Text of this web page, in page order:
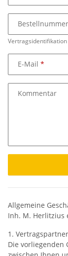
Vertragsidentifikation
E-Mail
Kommentar
Allgemeine
Inh. M. Herlitzius
1. Vertragspartner
Die vorliegenden